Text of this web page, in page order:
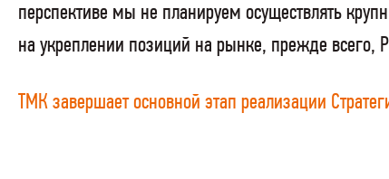
перспективе мы не планируем осуществлять
на укреплении позиций на рынке, прежде
ТМК завершает основной этап реализации